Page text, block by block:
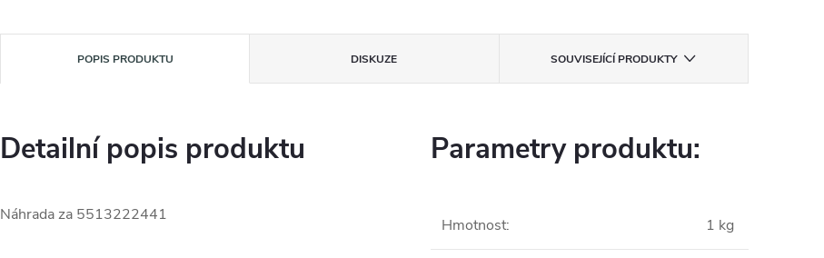
POPIS PRODUKTU DISKUZE SOUVISEJÍCÍ PRODUKTY
Detailní popis produktu
Náhrada za 5513222441
Parametry produktu:
Hmotnost: 1 kg